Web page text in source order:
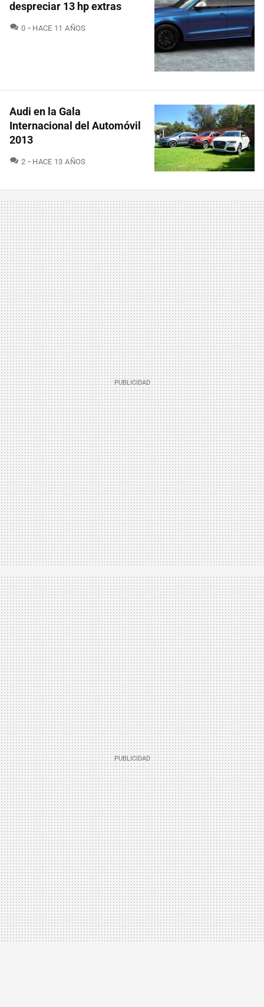
despreciar 13 hp extras
0 COMENTARIOS
HACE 11 AÑOS
Audi en la Gala
Internacional del Automóvil
2013
2 COMENTARIOS
HACE 13 AÑOS